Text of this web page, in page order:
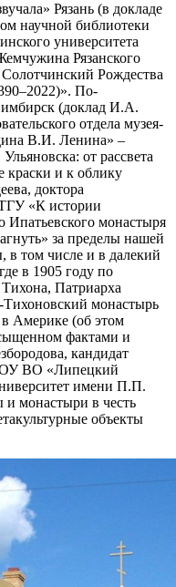
Рязань (в докладе
научной библиотеки
университета
Рязанского
Рождества
По-
(доклад И.А.
отдела музея-
В.И. Ленина» –
от рассвета
краски и к облику
доктора
«К истории
Ипатьевского монастыря
за пределы нашей
в том числе и в далекий
в 1905 году по
Патриарха
Тихоновский монастырь
Америке (об этом
фактами и
кандидат
ВО «Липецкий
имени П.П.
монастыри в честь
объекты